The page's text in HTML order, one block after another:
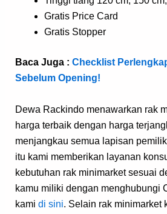
Gratis Price Card
Gratis Stopper
Baca Juga : Checklist
Sebelum Opening!
Dewa Rackindo menawarkan rak
harga terbaik dengan harga
menjangkau semua lapisan
itu kami memberikan layanan
kebutuhan rak minimarket sesuai
kamu miliki dengan menghubungi
kami di sini. Selain rak minimarket